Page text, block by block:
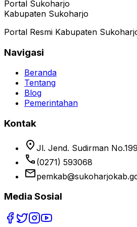
Portal Sukoharjo
Kabupaten Sukoharjo
Portal Resmi Kabupaten
Navigasi
Beranda
Tentang
Blog
Pemerintahan
Kontak
location_on Jl. Jend. Sudirman
phone (0271) 593068
email
Media Sosial